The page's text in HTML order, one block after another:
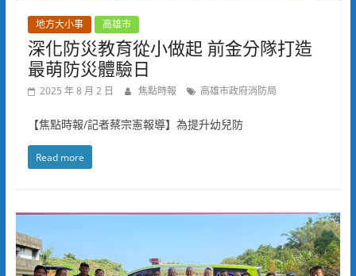
地方大小事 高雄市
深化防災教育從小做起 前金分隊打造
最萌防災體驗日
2025 年 8 月 2 日 焦點時報 高雄市政府消防局
【焦點時報/記者蔡宗憲報導】為提升幼兒防
Read more